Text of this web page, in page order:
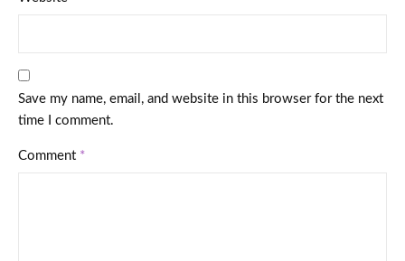
Save my name, email, and website in this browser for the next
time I comment.
Comment *